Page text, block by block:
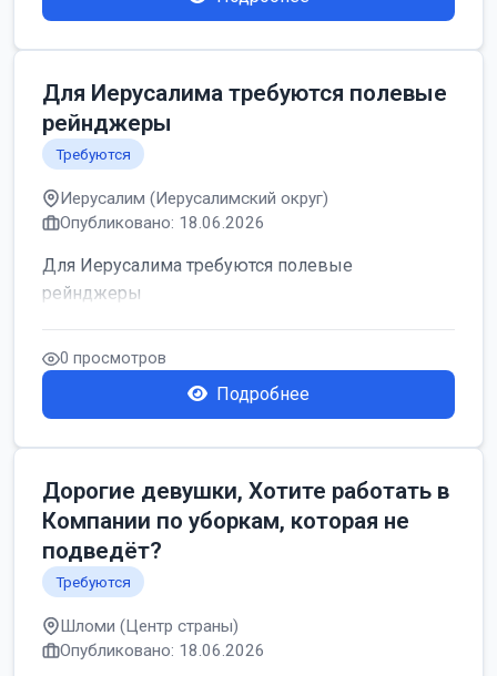
Для Иерусалима требуются полевые
рейнджеры
Требуются
Иерусалим (Иерусалимский округ)
Опубликовано: 18.06.2026
Для Иерусалима требуются полевые
рейнджеры
0 просмотров
Подробнее
Дорогие девушки, Хотите работать в
Компании по уборкам, которая не
подведёт?
Требуются
Шломи (Центр страны)
Опубликовано: 18.06.2026